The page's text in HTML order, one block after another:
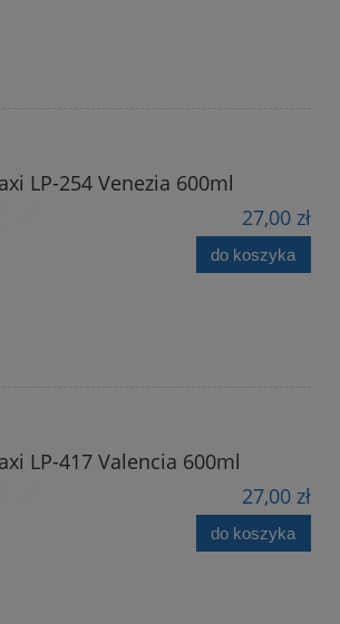
LP-254 Venezia 600ml
27,00 zł
do koszyka
LP-417 Valencia 600ml
27,00 zł
do koszyka